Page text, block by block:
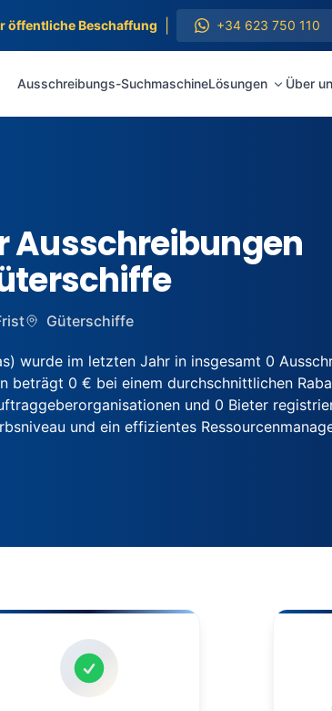
öffentliche Beschaffung +34 623 750 110
Ausschreibungs-SuchmaschineLösungen Über
Ausschreibungen
Güterschiffe
wurde im letzten Jahr in insgesamt 0
beträgt 0 € bei einem durchschnittlichen
und 0 Bieter
und ein effizientes